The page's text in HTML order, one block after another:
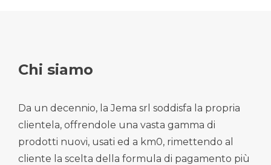
Chi siamo
Da un decennio, la Jema srl soddisfa la propria
clientela, offrendole una vasta gamma di
prodotti nuovi, usati ed a km0, rimettendo al
cliente la scelta della formula di pagamento più